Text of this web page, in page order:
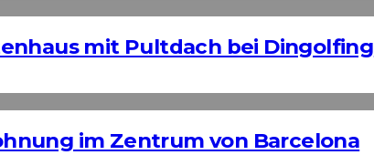
mit Pultdach bei Dingolfing
im Zentrum von Barcelona